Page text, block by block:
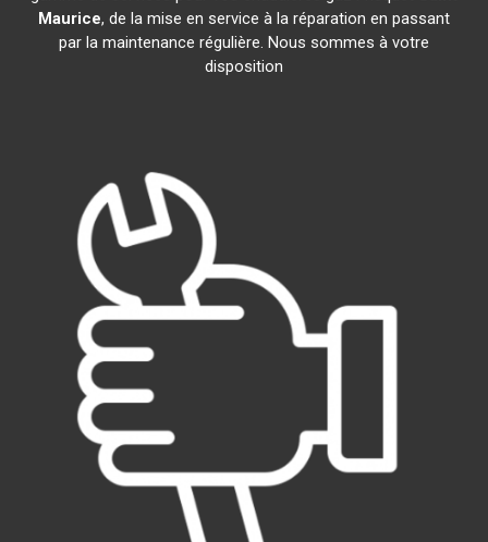
Maurice, de la mise en service à la réparation en passant
par la maintenance régulière. Nous sommes à votre
disposition